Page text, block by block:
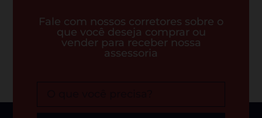
Fale com nossos corretores sobre o
que você deseja comprar ou
vender para receber nossa
assessoria